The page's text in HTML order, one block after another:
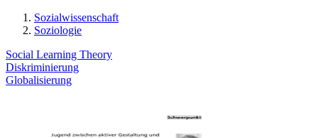
Sozialwissenschaft
Soziologie
Social Learning Theory
Diskriminierung
Globalisierung